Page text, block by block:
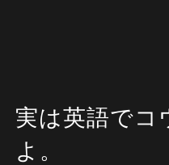
実は英語でコ
よ。